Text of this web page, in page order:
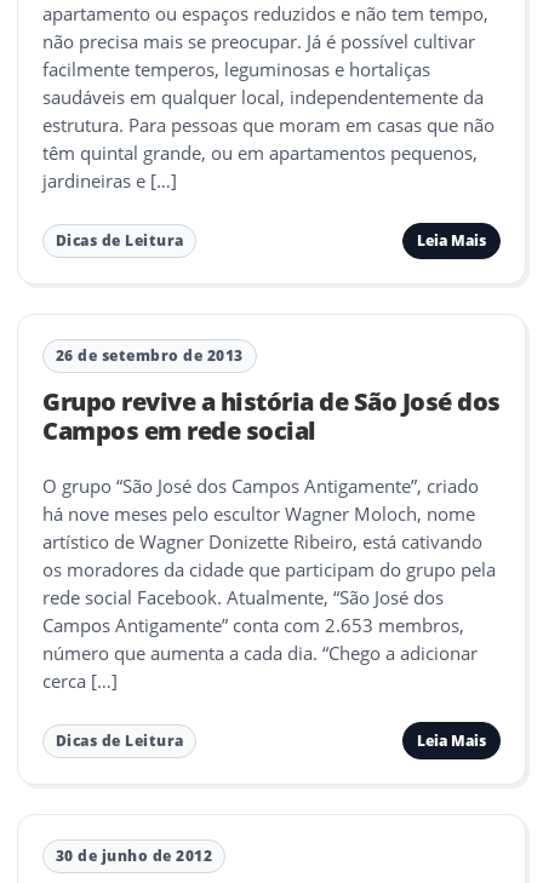
apartamento ou espaços reduzidos e não tem tempo,
não precisa mais se preocupar. Já é possível cultivar
facilmente temperos, leguminosas e hortaliças
saudáveis em qualquer local, independentemente da
estrutura. Para pessoas que moram em casas que não
têm quintal grande, ou em apartamentos pequenos,
jardineiras e […]
Dicas de Leitura Leia Mais
26 de setembro de 2013
Grupo revive a história de São José dos
Campos em rede social
O grupo “São José dos Campos Antigamente”, criado
há nove meses pelo escultor Wagner Moloch, nome
artístico de Wagner Donizette Ribeiro, está cativando
os moradores da cidade que participam do grupo pela
rede social Facebook. Atualmente, “São José dos
Campos Antigamente” conta com 2.653 membros,
número que aumenta a cada dia. “Chego a adicionar
cerca […]
Dicas de Leitura Leia Mais
30 de junho de 2012